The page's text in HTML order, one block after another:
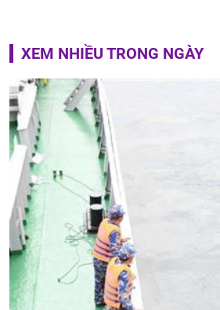
XEM NHIỀU TRONG NGÀY